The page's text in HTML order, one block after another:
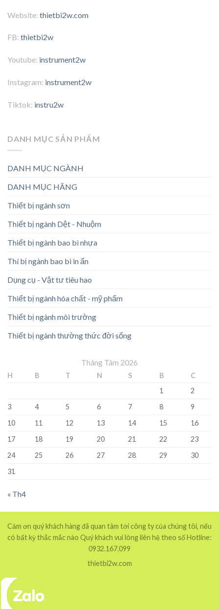
Website: thietbi2w.com
FB: thietbi2w
Youtube: instrument2w
Instagram: instrument2w
Tiktok: instru2w
DANH MỤC SẢN PHẨM
DANH MỤC NGÀNH
DANH MỤC HÃNG
Thiết bị ngành sơn
Thiết bị ngành Dệt - Nhuộm
Thiết bị ngành bao bì nhựa
Thí bị ngành bao bì in ấn
Dụng cụ - Vật tư tiêu hao
Thiết bị ngành hóa chất - mỹ phẩm
Thiết bị ngành môi trường
Thiết bị ngành thường thức đời sống
Tháng Tám 2026
H B T N S B
C
1
2
3
4 5 6 7 8
9
10
11 12 13 14 15
16
17
18 19 20 21 22
23
24
25 26 27 28 29
30
31
« Th4
Cảm ơn quý khách hàng đã quan tâm tới công ty của chúng tôi, nếu
có bất kỳ thắc mắc nào Quý khách vui lòng liên hệ theo số Hotline:
0932.167.099
thietbi2w.com